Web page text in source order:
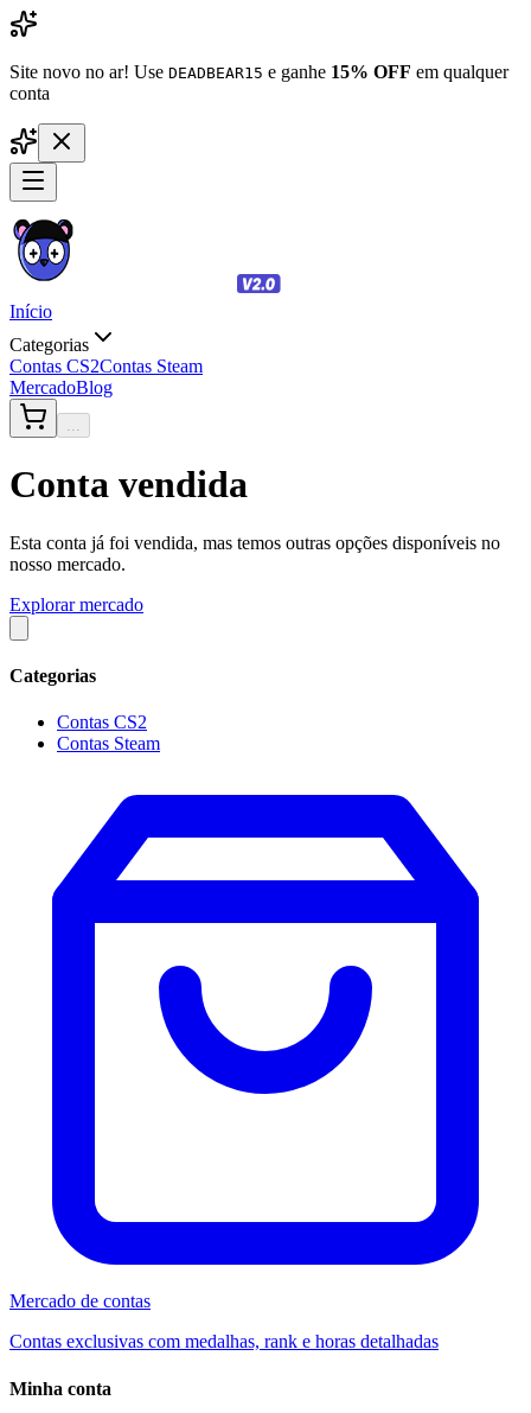
Site novo no ar! Use DEADBEAR15 e ganhe 15% OFF em qualquer
conta
Início
Categorias
Contas CS2Contas Steam
MercadoBlog
...
Conta vendida
Esta conta já foi vendida, mas temos outras opções disponíveis no
nosso mercado.
Explorar mercado
Categorias
Contas CS2
Contas Steam
Mercado de contas
Contas exclusivas com medalhas, rank e horas detalhadas
Minha conta